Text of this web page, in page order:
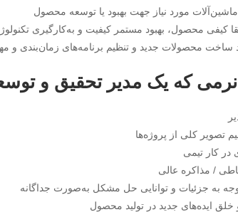
مورد نیاز جهت بهبود یا توسعه محصول
کیفی محصول، بهبود مستمر کیفیت و به‌کارگیری
ساخت محصولات جدید و تنظیم برنامه‌های زمان‌بندی و
که یک مدیر تحقیق و
تصویر کلی از پروژه‌ها
در کار تیمی
/ مذاکره عالی
به جزئیات و توانایی حل مشکل به‌صورت جداگانه
و خلق ایده‌های جدید در تولید محصول